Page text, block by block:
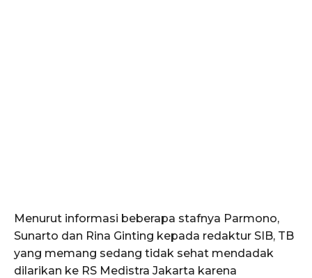
Menurut informasi beberapa stafnya Parmono,
Sunarto dan Rina Ginting kepada redaktur SIB, TB
yang memang sedang tidak sehat mendadak
dilarikan ke RS Medistra Jakarta karena